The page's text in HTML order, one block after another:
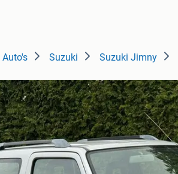
Auto's Suzuki Suzuki Jimny